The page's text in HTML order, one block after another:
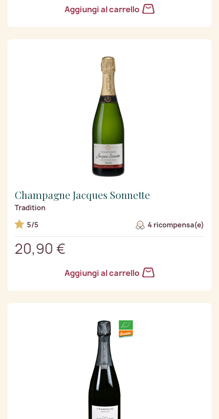
Aggiungi al carrello
Champagne Jacques Sonnette
Tradition
5/5
4 ricompensa(e)
20,90 €
Aggiungi al carrello